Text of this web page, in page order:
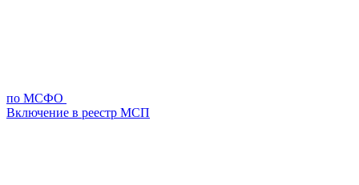
по МСФО
Включение в реестр МСП